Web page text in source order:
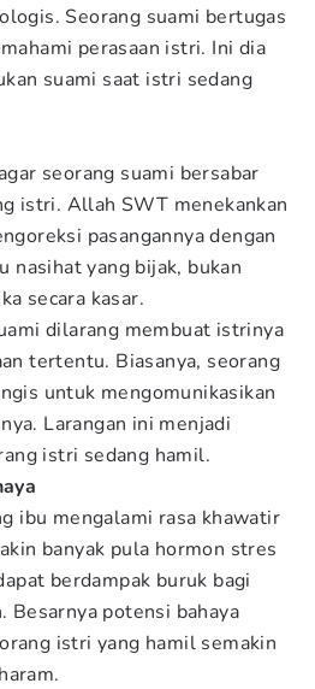
Seorang suami bertugas
perasaan istri. Ini dia
suami saat istri sedang
seorang suami bersabar
istri. Allah SWT menekankan
pasangannya dengan
nasihat yang bijak, bukan
secara kasar.
dilarang membuat istrinya
tertentu. Biasanya, seorang
untuk mengomunikasikan
Larangan ini menjadi
istri sedang hamil.
ibu mengalami rasa khawatir
banyak pula hormon stres
berdampak buruk bagi
Besarnya potensi bahaya
istri yang hamil semakin